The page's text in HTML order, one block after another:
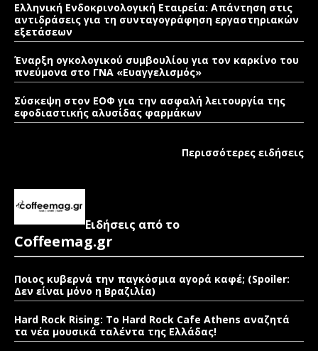
Ελληνική Ενδοκρινολογική Εταιρεία: Απάντηση στις
αντιδράσεις για τη συνταγογράφηση εργαστηριακών
εξετάσεων
Έναρξη ογκολογικού συμβουλίου για τον καρκίνο του
πνεύμονα στο ΓΝΑ «Ευαγγελισμός»
Σύσκεψη στον ΕΟΦ για την ασφαλή λειτουργία της
εφοδιαστικής αλυσίδας φαρμάκων
Περισσότερες ειδήσεις
Ειδήσεις από το
Coffeemag.gr
Ποιος κυβερνά την παγκόσμια αγορά καφέ; (Spoiler:
Δεν είναι μόνο η Βραζιλία)
Hard Rock Rising: Το Hard Rock Cafe Athens αναζητά
τα νέα μουσικά ταλέντα της Ελλάδας!